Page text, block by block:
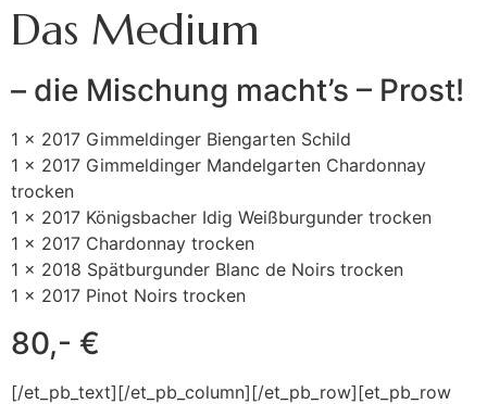
Das Medium
– die Mischung macht’s – Prost!
1 x 2017 Gimmeldinger Biengarten Schild
1 x 2017 Gimmeldinger Mandelgarten Chardonnay
trocken
1 x 2017 Königsbacher Idig Weißburgunder trocken
1 x 2017 Chardonnay trocken
1 x 2018 Spätburgunder Blanc de Noirs trocken
1 x 2017 Pinot Noirs trocken
80,- €
[/et_pb_text][/et_pb_column][/et_pb_row][et_pb_row